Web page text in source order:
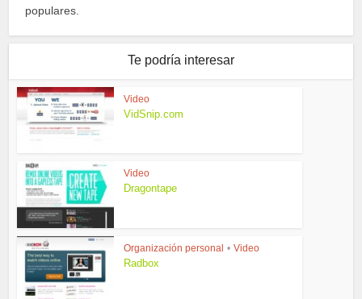
populares.
Te podría interesar
Video
VidSnip.com
Video
Dragontape
Organización personal • Video
Radbox